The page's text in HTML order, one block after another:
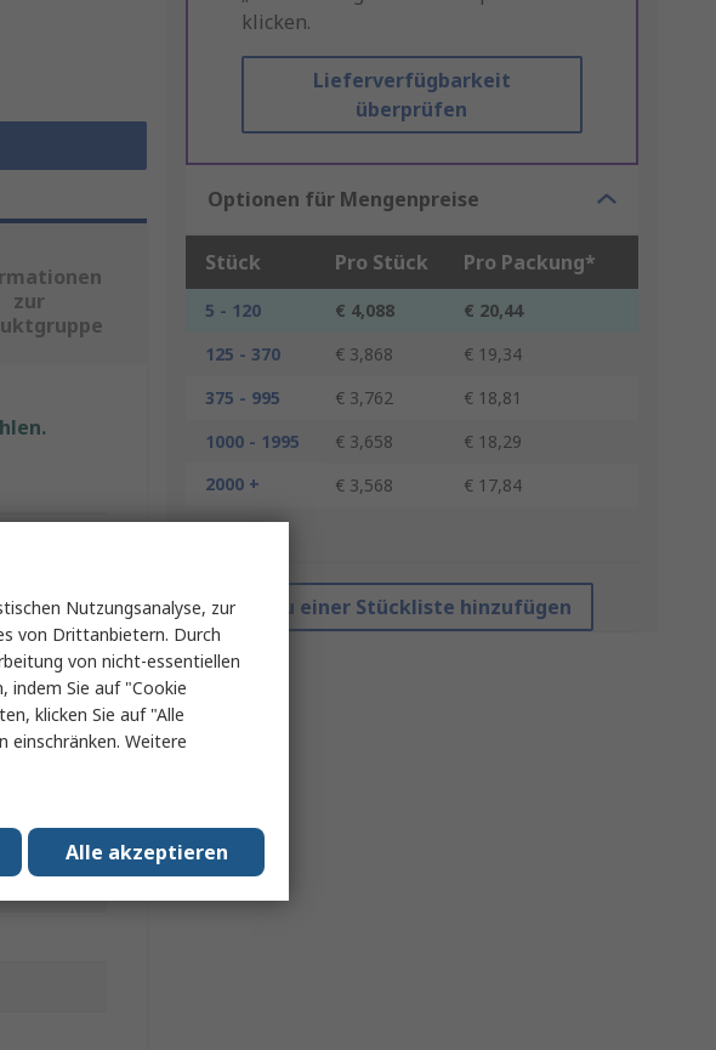
klicken.
Lieferverfügbarkeit
überprüfen
Optionen für Mengenpreise
Stück Pro Stück Pro Packung*
5 - 120 € 4,088
€ 20,44
125 - 370
€ 3,868
€ 19,34
375 - 995
€ 3,762
€ 18,81
1000 - 1995
€ 3,658
€ 18,29
2000 +
€ 3,568 € 17,84
Zu einer Stückliste hinzufügen
zur
Nutzungsanalyse, zur
von Drittanbietern. Durch
von nicht-essentiellen
indem Sie auf "Cookie
klicken Sie auf "Alle
einschränken. Weitere
Alle akzeptieren